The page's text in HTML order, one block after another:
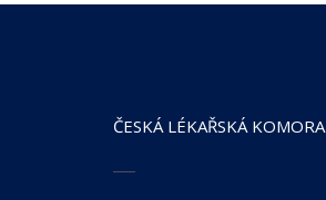
ČESKÁ LÉKAŘSKÁ KOMORA